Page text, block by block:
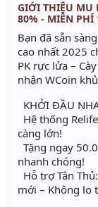
GIỚI THIỆU MU
80% - MIỄN PHÍ
Bạn đã sẵn
cao nhất 2025
PK rực lửa –
nhận WCoin
KHỞI ĐẦU
Hệ thống
càng lớn!
Tặng ngay
nhanh chóng!
Hỗ trợ Tân
mới – Không lo